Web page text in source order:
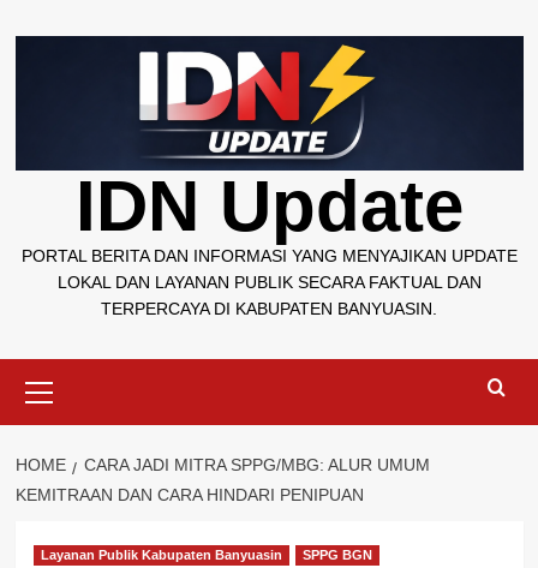
to
IDN Update
PORTAL BERITA DAN INFORMASI YANG MENYAJIKAN UPDATE
LOKAL DAN LAYANAN PUBLIK SECARA FAKTUAL DAN
TERPERCAYA DI KABUPATEN BANYUASIN.
Menu
HOME
CARA JADI MITRA SPPG/MBG: ALUR UMUM
KEMITRAAN DAN CARA HINDARI PENIPUAN
Layanan Publik Kabupaten Banyuasin SPPG BGN